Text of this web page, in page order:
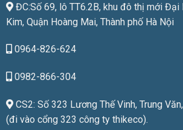
ĐC:Số 69, lô TT6.2B, khu đô thị mới
Kim, Quận Hoàng Mai, Thành phố Hà Nội
0964-826-624
0982-866-304
CS2: Số 323 Lương Thế Vinh, Trung
(đi vào cổng 323 công ty thikeco).